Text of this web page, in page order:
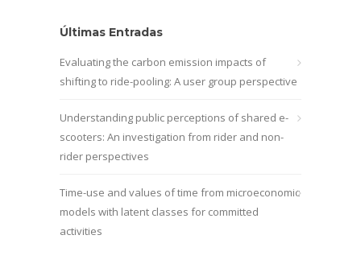
Últimas Entradas
Evaluating the carbon emission impacts of
shifting to ride-pooling: A user group perspective
Understanding public perceptions of shared e-
scooters: An investigation from rider and non-
rider perspectives
Time-use and values of time from microeconomic
models with latent classes for committed
activities